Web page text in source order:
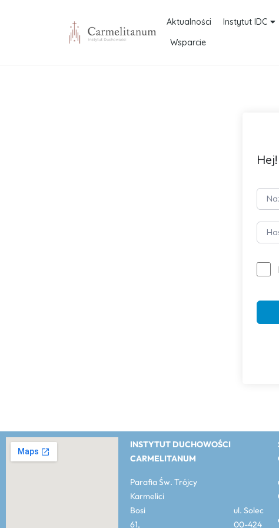
Aktualności Instytut IDC
Wsparcie
INSTYTUT DUCHOWOŚCI
CARMELITANUM
Parafia Św. Trójcy
Karmelici
Bosi ul. Solec
61, 00-424